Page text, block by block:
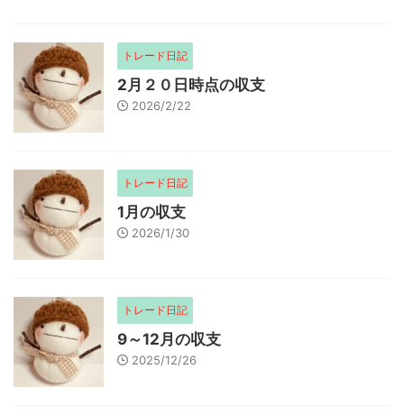
トレード日記
2月２０日時点の収支
2026/2/22
トレード日記
1月の収支
2026/1/30
トレード日記
9～12月の収支
2025/12/26